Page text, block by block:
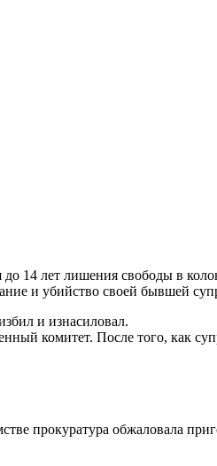
14 лет лишения свободы в
и убийство своей бывшей
и изнасиловал.
комитет. После того, как
прокуратура обжаловала